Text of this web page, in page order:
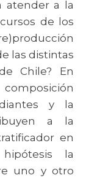
atender a la
de los
las distintas
Chile? En
y la
a la
en
la
uno y otro